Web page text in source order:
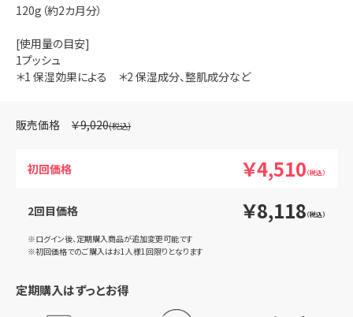
120g（約2カ月分）
[使用量の目安]
1プッシュ
＊1 保湿効果による ＊2 保湿成分、整肌成分など
￥9,020
初回価格 ￥4,510（税込）
2回目価格 ￥8,118（税込）
※ログイン後、定期購入商品が追加変更可能です
※初回価格でのご購入はお1人様1回限りとなります
定期購入はずっとお得